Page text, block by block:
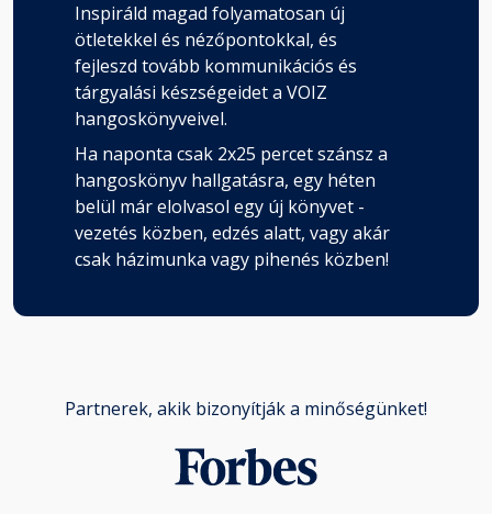
Inspiráld magad folyamatosan új
ötletekkel és nézőpontokkal, és
fejleszd tovább kommunikációs és
tárgyalási készségeidet a VOIZ
hangoskönyveivel.
Ha naponta csak 2x25 percet szánsz a
hangoskönyv hallgatásra, egy héten
belül már elolvasol egy új könyvet -
vezetés közben, edzés alatt, vagy akár
csak házimunka vagy pihenés közben!
Partnerek, akik bizonyítják a minőségünket!